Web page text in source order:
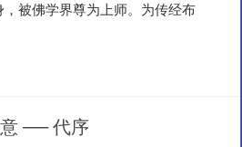
被佛学界尊为上师。为传经布
意 ── 代序